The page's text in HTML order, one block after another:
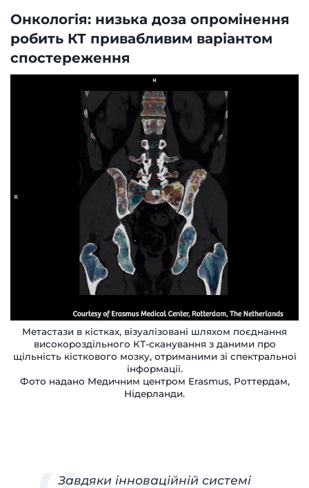
Онкологія: низька доза опромінення
робить КТ привабливим варіантом
спостереження
Метастази в кістках, візуалізовані шляхом поєднання
високороздільного КТ-сканування з даними про
щільність кісткового мозку, отриманими зі спектральної
інформації.
Фото надано Медичним центром Erasmus, Роттердам,
Нідерланди.
Завдяки інноваційній системі